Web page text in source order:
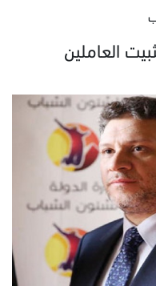
العاملين